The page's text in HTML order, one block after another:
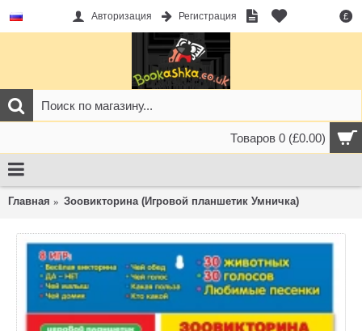
£
Авторизация Регистрация
Товаров 0 (£0.00)
Главная Зоовикторина (Игровой планшетик Умничка)